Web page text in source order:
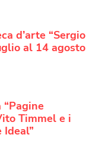
d’arte “Sergio
al 14 agosto
Timmel e i